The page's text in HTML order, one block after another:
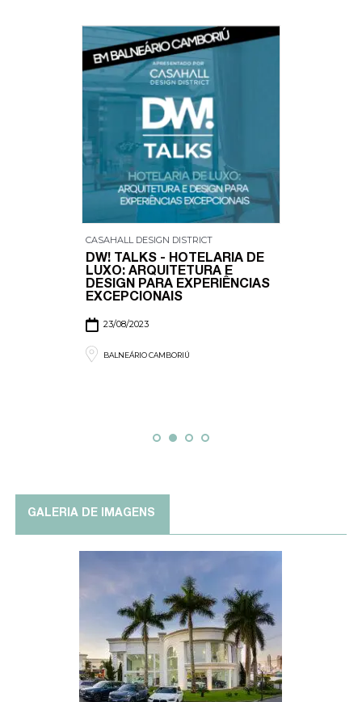
CASAHALL DESIGN DISTRICT
DW! TALKS - HOTELARIA DE
LUXO: ARQUITETURA E
DESIGN PARA EXPERIÊNCIAS
EXCEPCIONAIS
23/08/2023
BALNEÁRIO CAMBORIÚ
GALERIA DE IMAGENS